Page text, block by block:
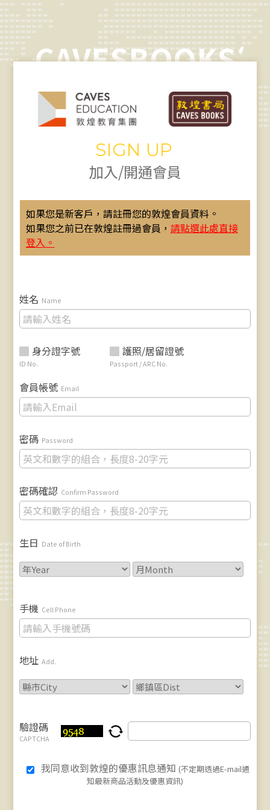
CAVESBOOKS
SIGN UP
加入/開通會員
如果您是新客戶，請註冊您的敦煌會員資料。
如果您之前已在敦煌註冊過會員， 請點選此處直接
登入。
姓名 Name
身分證字號
ID No.
護照/居留證號
Passport / ARC No.
會員帳號 Email
密碼 Password
密碼確認 Confirm Password
生日 Date of Birth
手機 Cell Phone
地址 Add.
驗證碼
CAPTCHA
我同意收到敦煌的優惠訊息通知 (不定期透過E-mail通
知最新商品活動及優惠資訊)